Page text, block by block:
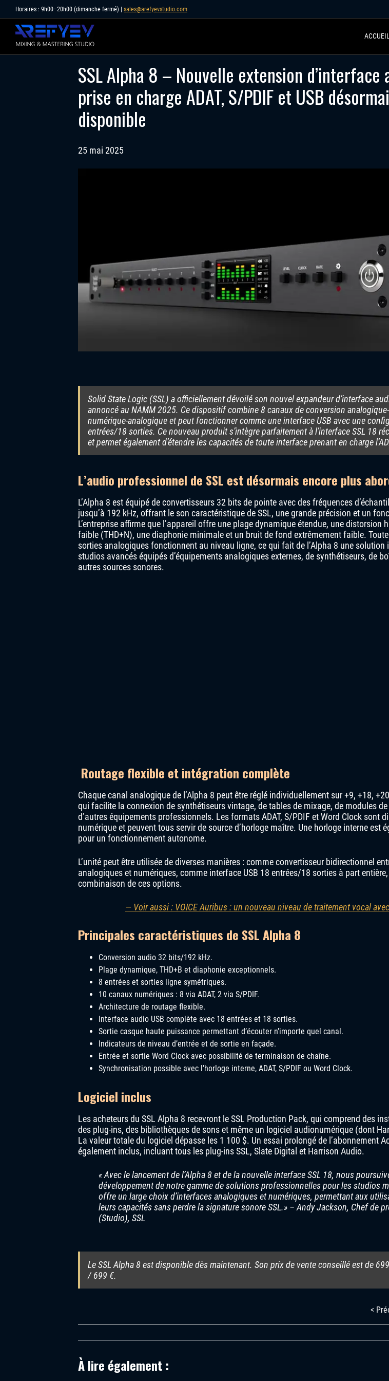
to
content
Horaires : 9h00–20h00 (dimanche fermé) | sales@arefyevstudio.com
ACCUEIL
SSL Alpha 8 – Nouvelle extension d’interface
prise en charge ADAT, S/PDIF et USB
disponible
25 mai 2025
Solid State Logic (SSL) a officiellement dévoilé son nouvel expandeur d’interface
annoncé au NAMM 2025. Ce dispositif combine 8 canaux de conversion
numérique-analogique et peut fonctionner comme une interface USB avec une
entrées/18 sorties. Ce nouveau produit s’intègre parfaitement à l’interface SSL 18
et permet également d’étendre les capacités de toute interface prenant en charge
L’audio professionnel de SSL est désormais encore plus
L’Alpha 8 est équipé de convertisseurs 32 bits de pointe avec des fréquences
jusqu’à 192 kHz, offrant le son caractéristique de SSL, une grande précision et un
L’entreprise affirme que l’appareil offre une plage dynamique étendue, une distorsion
faible (THD+N), une diaphonie minimale et un bruit de fond extrêmement faible.
sorties analogiques fonctionnent au niveau ligne, ce qui fait de l’Alpha 8 une solution
studios avancés équipés d’équipements analogiques externes, de synthétiseurs, de
autres sources sonores.
Routage flexible et intégration complète
Chaque canal analogique de l’Alpha 8 peut être réglé individuellement sur +9, +18,
qui facilite la connexion de synthétiseurs vintage, de tables de mixage, de modules
d’autres équipements professionnels. Les formats ADAT, S/PDIF et Word Clock sont
numérique et peuvent tous servir de source d’horloge maître. Une horloge interne est
pour un fonctionnement autonome.
L’unité peut être utilisée de diverses manières : comme convertisseur bidirectionnel
analogiques et numériques, comme interface USB 18 entrées/18 sorties à part
combinaison de ces options.
— Voir aussi : VOICE Auribus : un nouveau niveau de traitement vocal
Principales caractéristiques de SSL Alpha 8
Conversion audio 32 bits/192 kHz.
Plage dynamique, THD+B et diaphonie exceptionnels.
8 entrées et sorties ligne symétriques.
10 canaux numériques : 8 via ADAT, 2 via S/PDIF.
Architecture de routage flexible.
Interface audio USB complète avec 18 entrées et 18 sorties.
Sortie casque haute puissance permettant d’écouter n’importe quel canal.
Indicateurs de niveau d’entrée et de sortie en façade.
Entrée et sortie Word Clock avec possibilité de terminaison de chaîne.
Synchronisation possible avec l’horloge interne, ADAT, S/PDIF ou Word Clock.
Logiciel inclus
Les acheteurs du SSL Alpha 8 recevront le SSL Production Pack, qui comprend des
des plug-ins, des bibliothèques de sons et même un logiciel audionumérique (dont
La valeur totale du logiciel dépasse les 1 100 $. Un essai prolongé de l’abonnement
également inclus, incluant tous les plug-ins SSL, Slate Digital et Harrison Audio.
« Avec le lancement de l’Alpha 8 et de la nouvelle interface SSL 18, nous
développement de notre gamme de solutions professionnelles pour les studios
offre un large choix d’interfaces analogiques et numériques, permettant aux
leurs capacités sans perdre la signature sonore SSL.» – Andy Jackson, Chef de
(Studio), SSL
Le SSL Alpha 8 est disponible dès maintenant. Son prix de vente conseillé est de
/ 699 €.
<
À lire également :